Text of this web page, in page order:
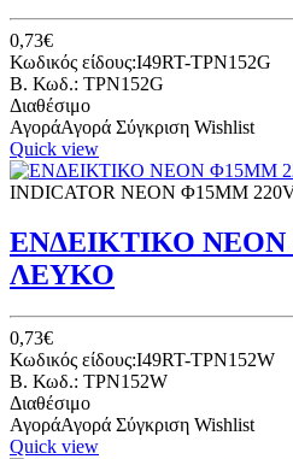
0,73€
Κωδικός είδους:I49RT-TPN152G
B. Κωδ.: TPN152G
Διαθέσιμο
ΑγοράΑγορά Σύγκριση Wishlist
Quick view
INDICATOR NEON Φ15ΜΜ
ΕΝΔΕΙΚΤΙΚΟ ΝΕΟΝ
ΛΕΥΚΟ
0,73€
Κωδικός είδους:I49RT-TPN152W
B. Κωδ.: TPN152W
Διαθέσιμο
ΑγοράΑγορά Σύγκριση Wishlist
Quick view